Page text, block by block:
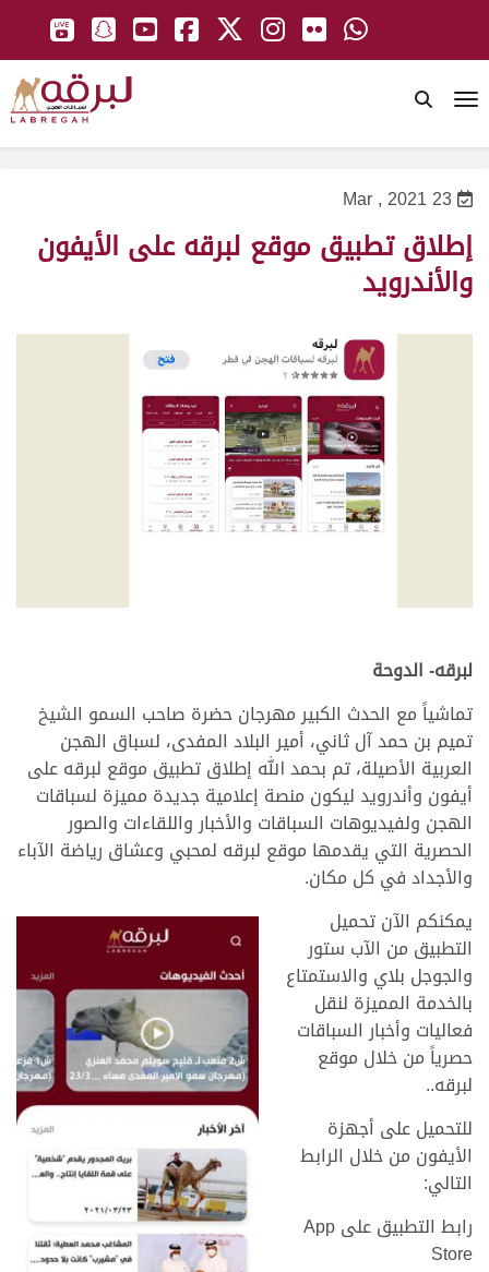
23 Mar , 2021
إطلاق تطبيق موقع لبرقه على الأيفون
والأندرويد
لبرقه- الدوحة
تماشياً مع الحدث الكبير مهرجان حضرة صاحب السمو الشيخ
تميم بن حمد آل ثاني، أمير البلاد المفدى، لسباق الهجن
العربية الأصيلة، تم بحمد الله إطلاق تطبيق موقع لبرقه على
أيفون وأندرويد ليكون منصة إعلامية جديدة مميزة لسباقات
الهجن ولفيديوهات السباقات والأخبار واللقاءات والصور
الحصرية التي يقدمها موقع لبرقه لمحبي وعشاق رياضة الآباء
والأجداد في كل مكان.
يمكنكم الآن تحميل
التطبيق من الآب ستور
والجوجل بلاي والاستمتاع
بالخدمة المميزة لنقل
فعاليات وأخبار السباقات
حصرياً من خلال موقع
لبرقه..
للتحميل على أجهزة
الأيفون من خلال الرابط
التالي:
رابط التطبيق على App
Store